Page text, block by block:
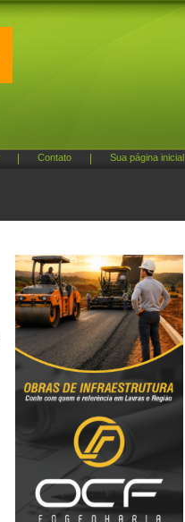
Contato Sua página inicial